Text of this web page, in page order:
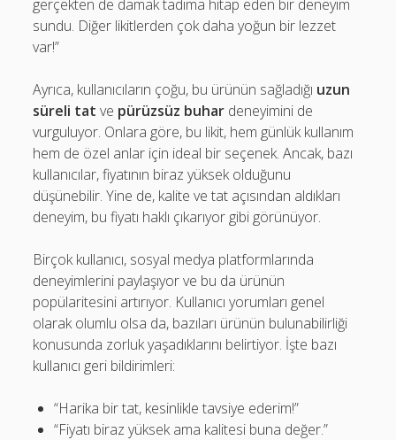
gerçekten de damak tadıma hitap eden bir deneyim
sundu. Diğer likitlerden çok daha yoğun bir lezzet
var!”
Ayrıca, kullanıcıların çoğu, bu ürünün sağladığı uzun
süreli tat ve pürüzsüz buhar deneyimini de
vurguluyor. Onlara göre, bu likit, hem günlük kullanım
hem de özel anlar için ideal bir seçenek. Ancak, bazı
kullanıcılar, fiyatının biraz yüksek olduğunu
düşünebilir. Yine de, kalite ve tat açısından aldıkları
deneyim, bu fiyatı haklı çıkarıyor gibi görünüyor.
Birçok kullanıcı, sosyal medya platformlarında
deneyimlerini paylaşıyor ve bu da ürünün
popülaritesini artırıyor. Kullanıcı yorumları genel
olarak olumlu olsa da, bazıları ürünün bulunabilirliği
konusunda zorluk yaşadıklarını belirtiyor. İşte bazı
kullanıcı geri bildirimleri:
“Harika bir tat, kesinlikle tavsiye ederim!”
“Fiyatı biraz yüksek ama kalitesi buna değer.”